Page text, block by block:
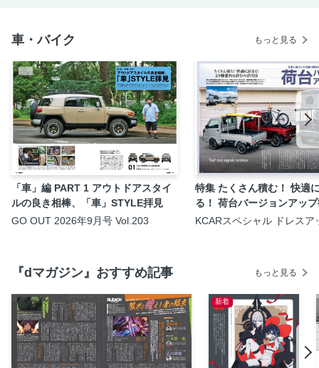
車・バイク もっと見る
「車」編 PART 1 アウトドアスタイ
ルの良き相棒、「車」STYLE拝見
GO OUT 2026年9月号 Vol.203
特集 たくさん積む！ 快適
る！ 荷台バージョンアッ
KCARスペシャル ドレスア
『dマガジン』おすすめ記事 もっと見る
新着